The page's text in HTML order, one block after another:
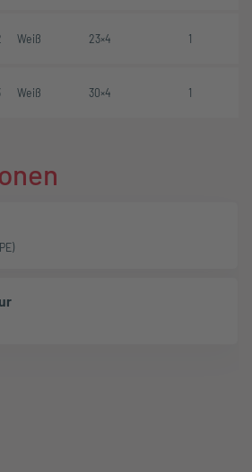
Weiß 23×4 1
Weiß 30×4 1